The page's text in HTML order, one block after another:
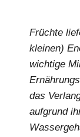
Früchte
kleinen)
wichtige
das
aufgrund